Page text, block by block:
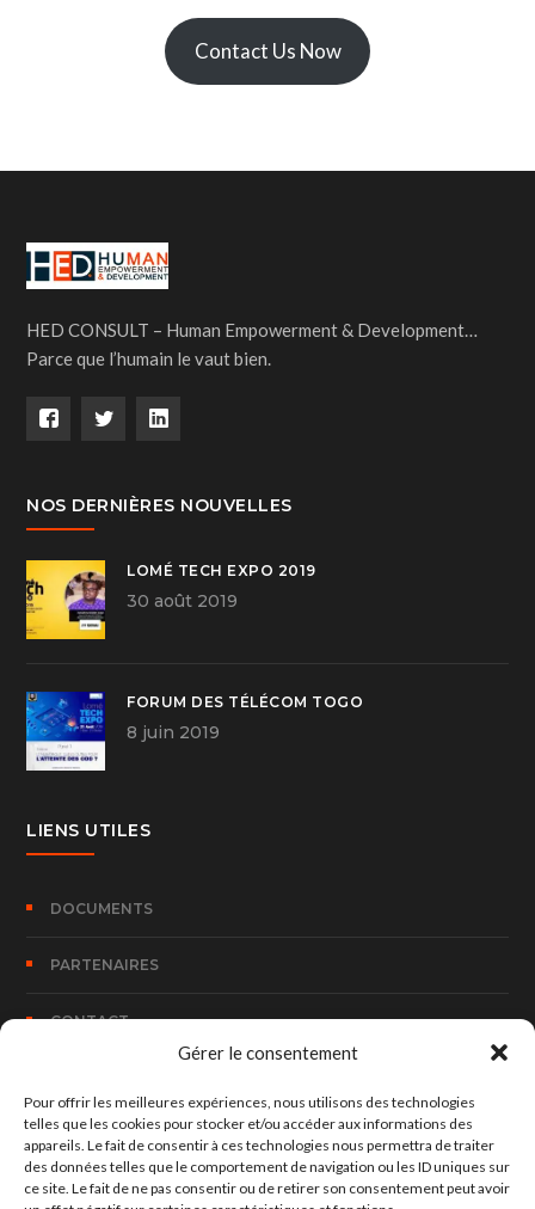
Gérer le consentement
Pour offrir les meilleures expériences, nous utilisons des technologies
telles que les cookies pour stocker et/ou accéder aux informations des
appareils. Le fait de consentir à ces technologies nous permettra de traiter
des données telles que le comportement de navigation ou les ID uniques sur
ce site. Le fait de ne pas consentir ou de retirer son consentement peut avoir
Contact Us Now
HED CONSULT – Human Empowerment & Development…
Parce que l’humain le vaut bien.
NOS DERNIÈRES NOUVELLES
LOMÉ TECH EXPO 2019
30 août 2019
FORUM DES TÉLÉCOM TOGO
8 juin 2019
LIENS UTILES
DOCUMENTS
PARTENAIRES
CONTACT
CONTACT
100, Rue Bombouaka 14 B.P. 170 Lomé – TOGO